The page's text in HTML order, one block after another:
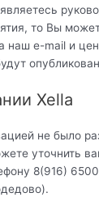
то Вы
наш e-mail и
Xella
не было
уточнить
8(916)